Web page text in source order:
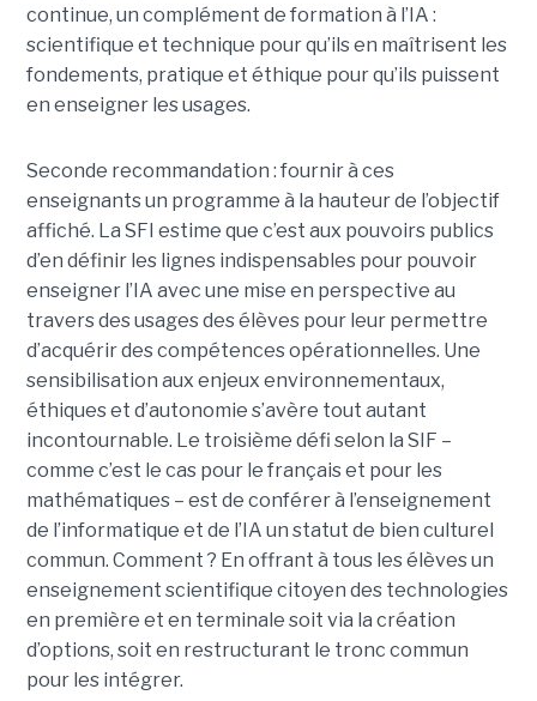
continue, un complément de formation à l’IA :
scientifique et technique pour qu’ils en maîtrisent les
fondements, pratique et éthique pour qu’ils puissent
en enseigner les usages.
Seconde recommandation : fournir à ces
enseignants un programme à la hauteur de l’objectif
affiché. La SFI estime que c’est aux pouvoirs publics
d’en définir les lignes indispensables pour pouvoir
enseigner l’IA avec une mise en perspective au
travers des usages des élèves pour leur permettre
d’acquérir des compétences opérationnelles. Une
sensibilisation aux enjeux environnementaux,
éthiques et d’autonomie s’avère tout autant
incontournable. Le troisième défi selon la SIF –
comme c’est le cas pour le français et pour les
mathématiques – est de conférer à l’enseignement
de l’informatique et de l’IA un statut de bien culturel
commun. Comment ? En offrant à tous les élèves un
enseignement scientifique citoyen des technologies
en première et en terminale soit via la création
d’options, soit en restructurant le tronc commun
pour les intégrer.